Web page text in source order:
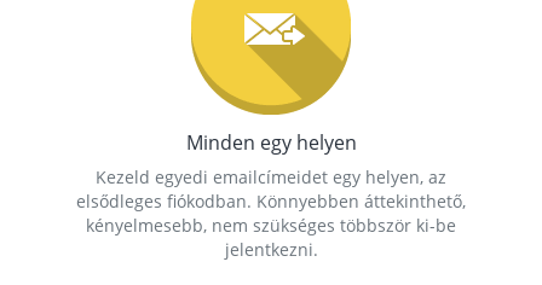
Minden egy helyen
Kezeld egyedi emailcímeidet egy helyen, az
elsődleges fiókodban. Könnyebben áttekinthető,
kényelmesebb, nem szükséges többször ki-be
jelentkezni.